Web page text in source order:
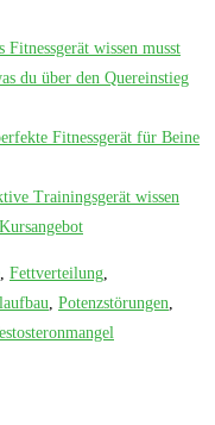
Fitnessgerät wissen musst
du über den Quereinstieg
Fitnessgerät für Beine
Trainingsgerät wissen
, Fettverteilung,
, Potenzstörungen,